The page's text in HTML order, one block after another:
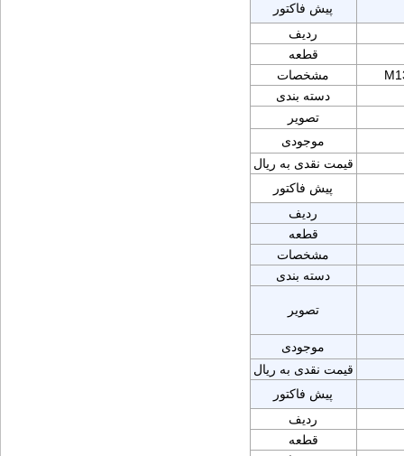
پیش فاکتور
ردیف
قطعه
مشخصات
دسته بندی
تصویر
موجودی
قیمت نقدی به ریال
پیش فاکتور
ردیف
قطعه
مشخصات
دسته بندی
تصویر
موجودی
قیمت نقدی به ریال
پیش فاکتور
ردیف
قطعه